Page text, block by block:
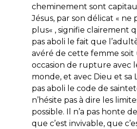
cheminement sont
Jésus, par son délicat « ne
plus« , signifie clairement
pas aboli le fait que
avéré de cette femme soit
occasion de rupture avec
monde, et avec Dieu et sa
pas aboli le code de
n’hésite pas à dire les
possible. Il n’a pas honte
que c’est invivable, que